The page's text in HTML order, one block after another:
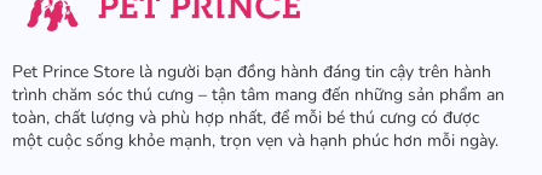
Pet Prince Store là người bạn đồng hành đáng tin cậy trên hành
trình chăm sóc thú cưng – tận tâm mang đến những sản phẩm an
toàn, chất lượng và phù hợp nhất, để mỗi bé thú cưng có được
một cuộc sống khỏe mạnh, trọn vẹn và hạnh phúc hơn mỗi ngày.